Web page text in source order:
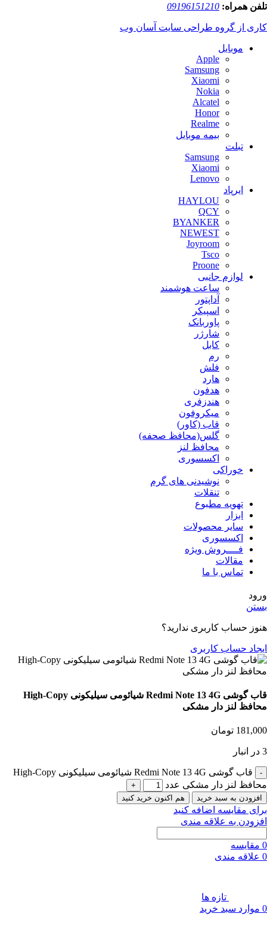
تلفن همراه: 09196151210
کاری از گروه طراحی سایت آسان وب
موبایل
Apple
Samsung
Xiaomi
Nokia
Alcatel
Honor
Realme
بیمه موبایل
تبلت
Samsung
Xiaomi
Lenovo
ایرپاد
HAYLOU
QCY
BYANKER
NEWEST
Joyroom
Tsco
Proone
لوازم جانبی
ساعت هوشمند
آداپتور
اسپیکر
پاوربانک
شارژر
کابل
رم
فلش
هارد
هدفون
هندزفری
میکروفون
قاب (کاور)
گلس(محافظ صحفه)
محافظ لنز
اکسسوری
خوراکی
نوشیدنی های گرم
تنقلات
تهویه مطبوع
ابزار
سایر محصولات
اکسسوری
فــــروش ویژه
مقالات
تماس با ما
ورود
بستن
هنوز حساب کاربری ندارید؟
ایجاد حساب کاربری
قاب گوشی Redmi Note 13 4G شیائومی سیلیکونی High-Copy
محافظ لنز دار مشکی
181,000 تومان
3 در انبار
قاب گوشی Redmi Note 13 4G شیائومی سیلیکونی High-Copy
محافظ لنز دار مشکی عدد
افزودن به سبد خرید هم اکنون خرید کنید
برای مقایسه اضافه کنید
افزودن به علاقه مندی
0 مقایسه
0 علاقه مندی
تازه ها
0 موارد سبد خرید